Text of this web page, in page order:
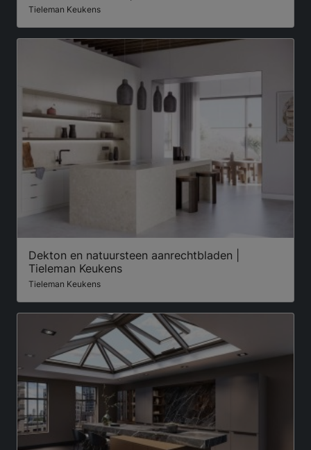
Tieleman Keukens
Dekton en natuursteen aanrechtbladen |
Tieleman Keukens
Tieleman Keukens